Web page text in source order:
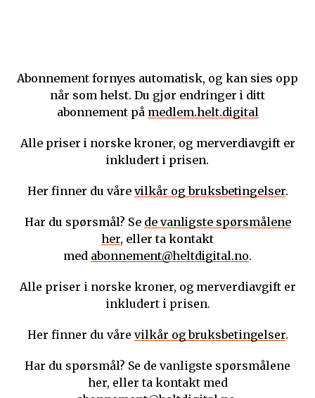
Abonnement fornyes automatisk, og kan sies opp
når som helst. Du gjør endringer i ditt
abonnement på medlem.helt.digital
Alle priser i norske kroner, og merverdiavgift er
inkludert i prisen.
Her finner du våre vilkår og bruksbetingelser.
Har du spørsmål? Se de vanligste spørsmålene
her, eller ta kontakt
med abonnement@heltdigital.no.
Alle priser i norske kroner, og merverdiavgift er
inkludert i prisen.
Her finner du våre vilkår og bruksbetingelser.
Har du spørsmål? Se de vanligste spørsmålene
her, eller ta kontakt med